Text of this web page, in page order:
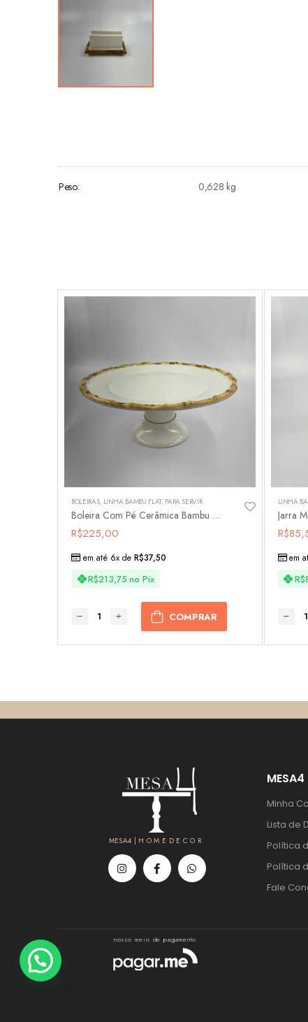
Peso 0,628 kg
BOLEIRAS, LINHA BAMBU FLAT, PARA SERVIR
Boleira Com Pé Cerâmica Bambu Flat
R$225,00
R$213,75no Pix
em até 6x de R$37,50
COMPRAR
LINHA
Jarra
R$
R$
em
MESA4 | H O M E D E C O R
MESA4
Minha
Lista de
Política
Política
Fale
nosso meio de pagamento